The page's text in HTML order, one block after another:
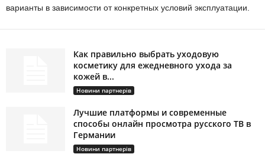
варианты в зависимости от конкретных условий эксплуатации.
Как правильно выбрать уходовую
косметику для ежедневного ухода за
кожей в...
Новини партнерів
Лучшие платформы и современные
способы онлайн просмотра русского ТВ в
Германии
Новини партнерів